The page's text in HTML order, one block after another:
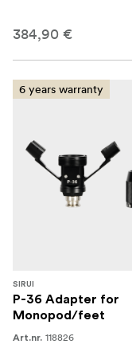
384,90 €
6 years warranty
SIRUI
P-36 Adapter for
Monopod/feet
Art.nr. 118826